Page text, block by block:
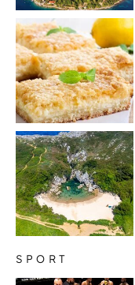
SPORT